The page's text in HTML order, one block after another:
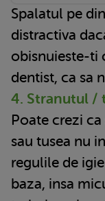
Spalatul pe
distractiva
obisnuieste-ti
dentist, ca sa
4. Stranutul /
Poate crezi
sau tusea nu
regulile de
baza, insa